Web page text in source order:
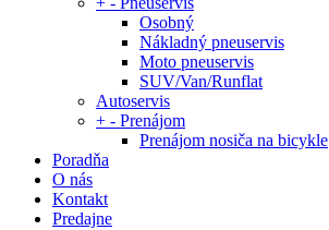
Osobný
Nákladný pneuservis
Moto pneuservis
SUV/Van/Runflat
Autoservis
+ - Prenájom
Prenájom nosiča na bicykle
Poradňa
O nás
Kontakt
Predajne